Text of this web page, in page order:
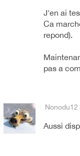
J'en ai
Ca
repond).
pas a
Nonodu12
Aussi